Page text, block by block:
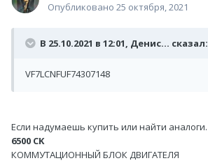
Опубликовано 25 октября, 2021
В 25.10.2021 в 12:01, Денис... сказал:
VF7LCNFUF74307148
Если надумаешь купить или найти аналоги.
6500 CK
КОММУТАЦИОННЫЙ БЛОК ДВИГАТЕЛЯ